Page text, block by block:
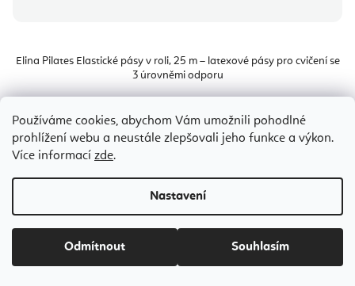
Používáme cookies, abychom Vám umožnili pohodlné
prohlížení webu a neustále zlepšovali jeho funkce a výkon.
Více informací zde.
Nastavení
Odmítnout Souhlasím
Elina Pilates Elastické pásy v roli, 25 m – latexové pásy pro cvičení se
3 úrovněmi odporu
Skladem
od 944 Kč